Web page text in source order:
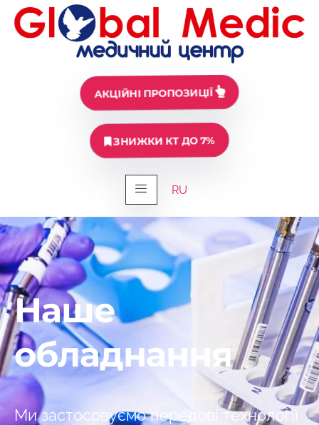
АКЦІЙНІ ПРОПОЗИЦІЇ
ЗНИЖКИ КТ ДО 7%
RU
Наше
обладнання
Ми застосовуємо передові технології